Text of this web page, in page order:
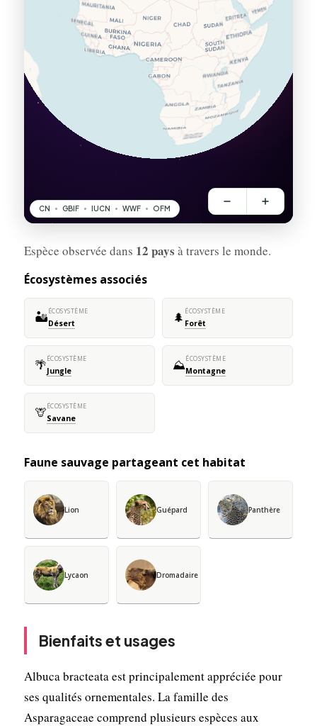
Espèce observée dans 12 pays à travers le monde.
Écosystèmes associés
🏜️ÉCOSYSTÈME
Désert 🌲 ÉCOSYSTÈME
Forêt
🌴ÉCOSYSTÈME
Jungle ⛰️ÉCOSYSTÈME
Montagne
🦒ÉCOSYSTÈME
Savane
Faune sauvage partageant cet habitat
Lion Guépard Panthère
Lycaon Dromadaire
Bienfaits et usages
Albuca bracteata est principalement appréciée pour
ses qualités ornementales. La famille des
Asparagaceae comprend plusieurs espèces aux